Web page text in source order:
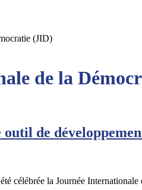
(JID)
de la
outil de
célébrée la Journée